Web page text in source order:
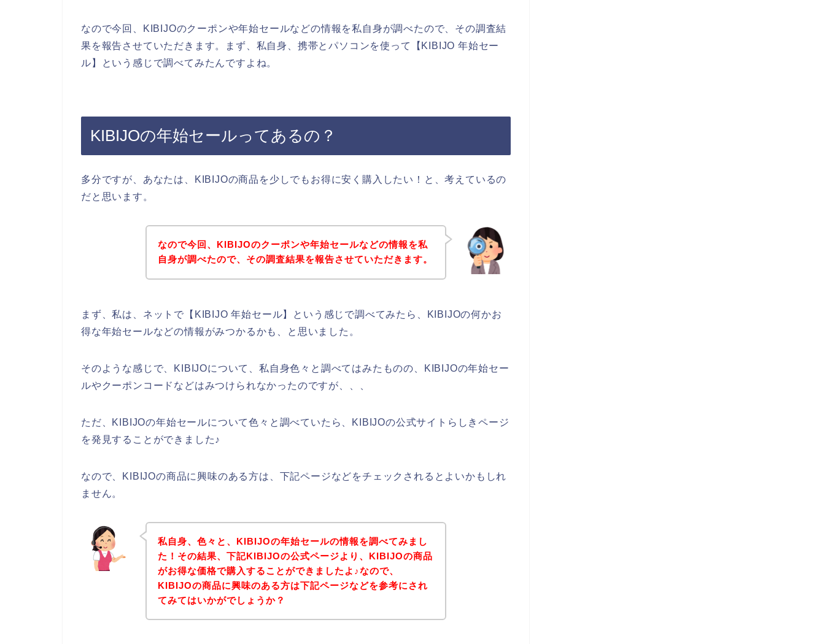
なので今回、KIBIJOのクーポンや年始セールなどの情報を私自身が調べたので、その調査結
果を報告させていただきます。まず、私自身、携帯とパソコンを使って【KIBIJO 年始セー
ル】という感じで調べてみたんですよね。
KIBIJOの年始セールってあるの？
多分ですが、あなたは、KIBIJOの商品を少しでもお得に安く購入したい！と、考えているの
だと思います。
なので今回、KIBIJOのクーポンや年始セールなどの情報を私
自身が調べたので、その調査結果を報告させていただきます。
まず、私は、ネットで【KIBIJO 年始セール】という感じで調べてみたら、KIBIJOの何かお
得な年始セールなどの情報がみつかるかも、と思いました。
そのような感じで、KIBIJOについて、私自身色々と調べてはみたものの、KIBIJOの年始セー
ルやクーポンコードなどはみつけられなかったのですが、、、
ただ、KIBIJOの年始セールについて色々と調べていたら、KIBIJOの公式サイトらしきページ
を発見することができました♪
なので、KIBIJOの商品に興味のある方は、下記ページなどをチェックされるとよいかもしれ
ません。
私自身、色々と、KIBIJOの年始セールの情報を調べてみまし
た！その結果、下記KIBIJOの公式ページより、KIBIJOの商品
がお得な価格で購入することができましたよ♪なので、
KIBIJOの商品に興味のある方は下記ページなどを参考にされ
てみてはいかがでしょうか？